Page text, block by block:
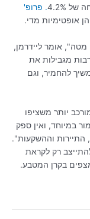
. פרופ'
הן אופטימיות מדי.
מטה", אומר ליידרמן,
מגבילות את
להחמיר, וגם
יותר משציפו
במיוחד, ואין ספק
התיירות וההשקעות".
רק לקראת
בקרן המטבע.